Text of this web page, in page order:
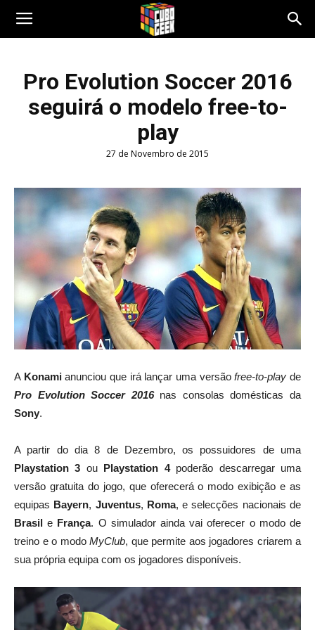
Pro Evolution Soccer 2016
seguirá o modelo free-to-
play
27 de Novembro de 2015
A Konamianunciou que irá lançar uma versãofree-to-play de
Pro Evolution Soccer 2016nas consolas domésticas da
Sony.
A partir do dia 8 de Dezembro, os possuidores de uma
Playstation 3 ou Playstation 4poderão descarregar uma
versão gratuita do jogo, que oferecerá o modo exibição e as
equipas Bayern, Juventus, Roma, e selecções nacionais de
Brasil e França. O simulador ainda vai oferecer o modo de
treino e o modo MyClub, que permite aos jogadores criarem a
sua própria equipa com os jogadores disponíveis.